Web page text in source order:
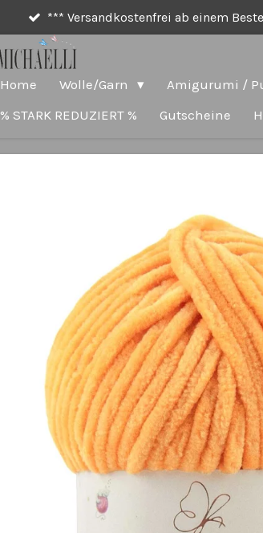
*** Versandkostenfrei ab einem
Home Wolle/Garn Amigurumi /
% STARK REDUZIERT %
Gutscheine